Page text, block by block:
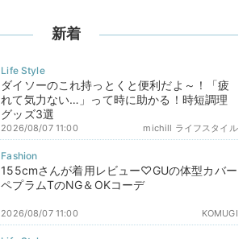
新着
ダイソーのこれ持っとくと便利だよ～！「疲
れて気力ない…」って時に助かる！時短調理
グッズ3選
michill ライフスタイル
2026/08/07 11:00
155cmさんが着用レビュー♡GUの体型カバー
ペプラムTのNG＆OKコーデ
KOMUGI
2026/08/07 11:00